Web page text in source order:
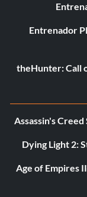
Entrenador
theHunter: Call
Assassin's
Dying Light 2:
Age of Empires